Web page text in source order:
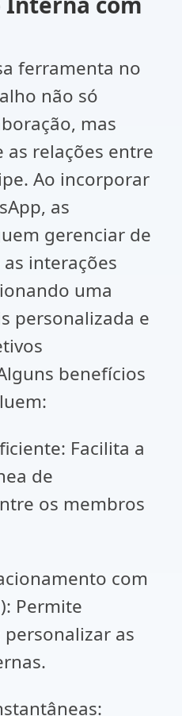
ferramenta no
não só
mas
relações entre
Ao incorporar
as
gerenciar de
interações
uma
personalizada e
benefícios
Facilita a
de
os membros
com
Permite
as